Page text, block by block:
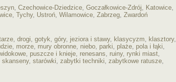
, Czechowice-Dziedzice, Goczałkowice-Zdrój, Katowice,
, Tychy, Ustroń, Wilamowice, Zabrzeg, Zwardoń
, drogi, gotyk, góry, jeziora i stawy, klasycyzm, klasztory,
, morze, mury obronne, niebo, parki, plaże, pola i łąki,
, puszcze i knieje, renesans, ruiny, rynki miast,
skanseny, starówki, zabytki techniki, zabytkowe ratusze,